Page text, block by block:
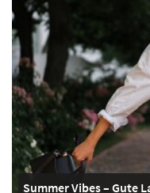
Summer Vibes – Gute